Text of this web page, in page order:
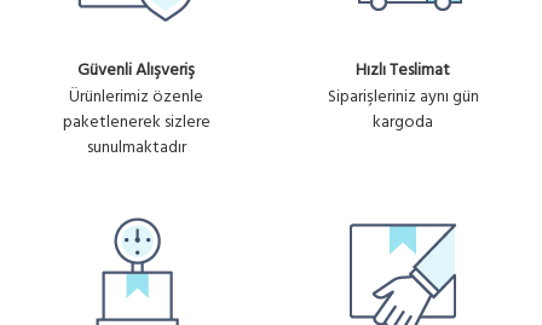
Güvenli Alışveriş
Ürünlerimiz özenle
paketlenerek sizlere
sunulmaktadır
Hızlı Teslimat
Siparişleriniz aynı gün
kargoda